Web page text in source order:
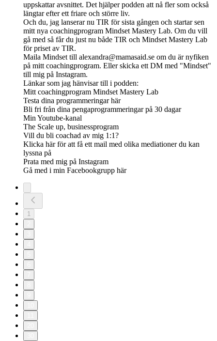
uppskattar avsnittet. Det hjälper podden att nå fler som också
längtar efter ett friare och större liv.
Och du, jag lanserar nu TIR för sista gången och startar sen
mitt nya coachingprogram Mindset Mastery Lab. Om du vill
gå med så får du just nu både TIR och Mindset Mastery Lab
för priset av TIR.
Maila Mindset till alexandra@mamasaid.se om du är nyfiken
på mitt coachingprogram. Eller skicka ett DM med "Mindset"
till mig på Instagram.
Länkar som jag hänvisar till i podden:
Mitt coachingprogram Mindset Mastery Lab
Testa dina programmeringar här
Bli fri från dina pengaprogrammeringar på 30 dagar
Min Youtube-kanal
The Scale up, businessprogram
Vill du bli coachad av mig 1:1?
Klicka här för att få ett mail med olika mediationer du kan
lyssna på
Prata med mig på Instagram
Gå med i min Facebookgrupp här
1